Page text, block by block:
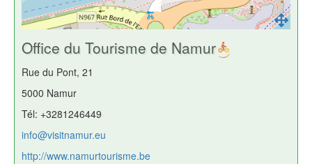
Office du Tourisme de Namur
Rue du Pont, 21
5000 Namur
Tél: +3281246449
info@visitnamur.eu
http://www.namurtourisme.be